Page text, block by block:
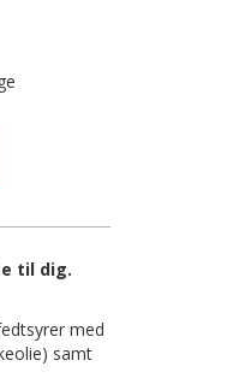
til dig.
med
samt